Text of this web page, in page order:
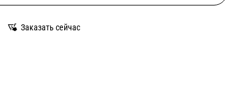
Заказать сейчас